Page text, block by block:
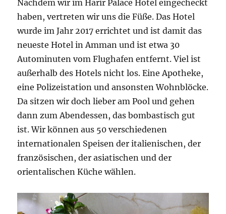
Nachdem wir im Harir Palace Hotel eingecheckt
haben, vertreten wir uns die Füße. Das Hotel
wurde im Jahr 2017 errichtet und ist damit das
neueste Hotel in Amman und ist etwa 30
Autominuten vom Flughafen entfernt. Viel ist
außerhalb des Hotels nicht los. Eine Apotheke,
eine Polizeistation und ansonsten Wohnblöcke.
Da sitzen wir doch lieber am Pool und gehen
dann zum Abendessen, das bombastisch gut
ist. Wir können aus 50 verschiedenen
internationalen Speisen der italienischen, der
französischen, der asiatischen und der
orientalischen Küche wählen.